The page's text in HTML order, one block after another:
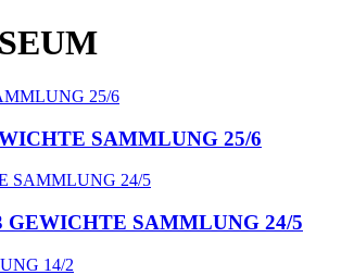
SAMMLUNG 25/6
SAMMLUNG 24/5